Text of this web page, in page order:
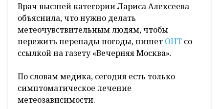
Врач высшей категории Лариса Алексеева
объяснила, что нужно делать
метеочувствительным людям, чтобы
пережить перепады погоды, пишет ОНТ со
ссылкой на газету «Вечерняя Москва».
По словам медика, сегодня есть только
симптоматическое лечение
метеозависимости.